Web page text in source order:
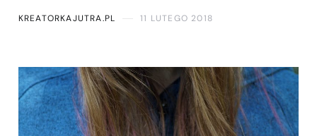
KREATORKAJUTRA.PL 11 LUTEGO 2018